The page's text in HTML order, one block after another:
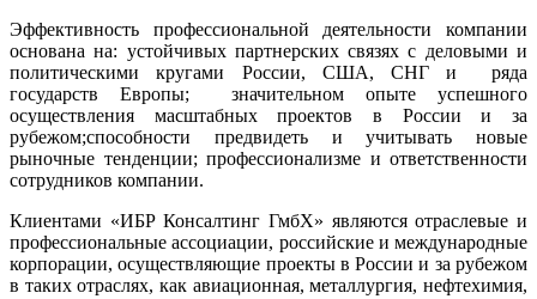
Эффективность профессиональной деятельности компании
основана на: устойчивых партнерских связях с деловыми и
политическими кругами России, США, СНГ и ряда
государств Европы; значительном опыте успешного
осуществления масштабных проектов в России и за
рубежом;способности предвидеть и учитывать новые
рыночные тенденции; профессионализме и ответственности
сотрудников компании.
Клиентами «ИБР Консалтинг ГмбХ» являются отраслевые и
профессиональные ассоциации, российские и международные
корпорации, осуществляющие проекты в России и за рубежом
в таких отраслях, как авиационная, металлургия, нефтехимия,